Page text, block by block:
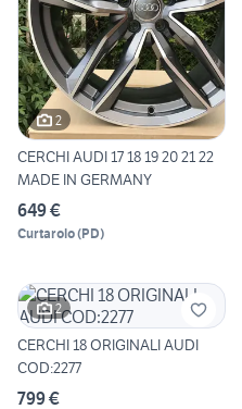
2
CERCHI AUDI 17 18 19 20 21 22
MADE IN GERMANY
649 €
Curtarolo(PD)
2
CERCHI 18 ORIGINALI AUDI
COD:2277
799 €